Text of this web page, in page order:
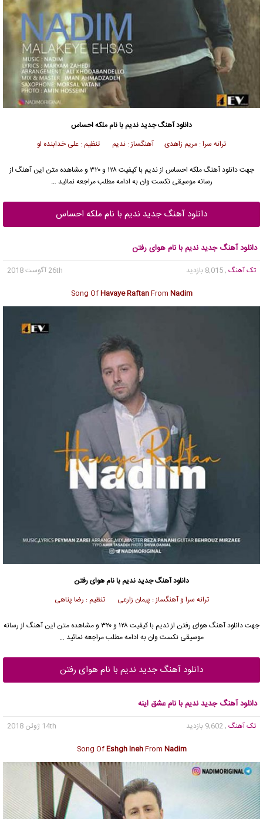
دانلود آهنگ جدیدندیمبا نام ملکه احساس
ترانه سرا : مریم زاهدی آهنگساز : ندیم تنظیم : علی خدابنده لو
جهت دانلود آهنگ ملکه احساس ازندیم
با کیفیت ۱۲۸ و ۳۲۰ و مشاهده متن این آهنگ از
رسانه موسیقی نکست وان به ادامه مطلب مراجعه نمائید …
دانلود آهنگ جدید ندیم با نام ملکه احساس
دانلود آهنگ جدید ندیم با نام هوای رفتن
تک آهنگ , 8,015 بازدید
26th آگوست 2018
Song OfHavaye RaftanFrom Nadim
دانلود آهنگ جدیدندیمبا نام هوای رفتن
ترانه سرا و آهنگساز : پیمان زارعی تنظیم : رضا پناهی
جهت دانلود آهنگ هوای رفتن ازندیم
با کیفیت ۱۲۸ و ۳۲۰ و مشاهده متن این آهنگ از رسانه
موسیقی نکست وان به ادامه مطلب مراجعه نمائید …
دانلود آهنگ جدید ندیم با نام هوای رفتن
دانلود آهنگ جدید ندیم با نام عشق اینه
تک آهنگ , 9,602 بازدید
14th ژوئن 2018
Song OfEshgh InehFrom Nadim